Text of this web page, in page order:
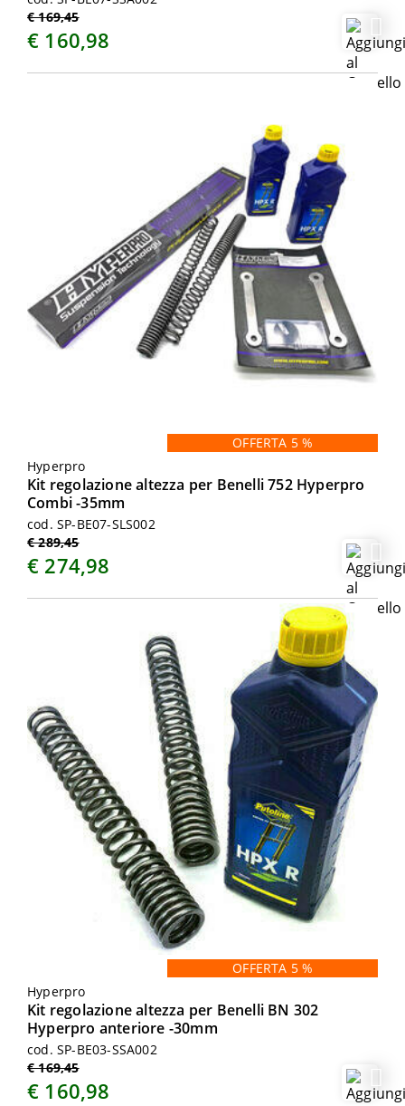
€ 169,45
€ 160,98
OFFERTA 5 %
Hyperpro
Kit regolazione altezza per Benelli 752 Hyperpro
Combi -35mm
cod. SP-BE07-SLS002
€ 289,45
€ 274,98
OFFERTA 5 %
Hyperpro
Kit regolazione altezza per Benelli BN 302
Hyperpro anteriore -30mm
cod. SP-BE03-SSA002
€ 169,45
€ 160,98